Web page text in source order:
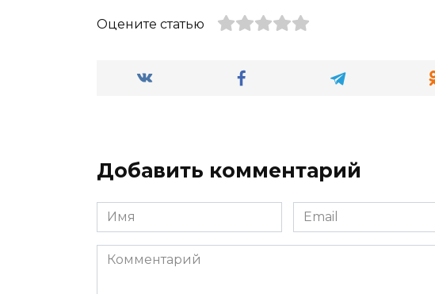
Оцените статью
Добавить комментарий
Имя
*
Email
*
Комментарий